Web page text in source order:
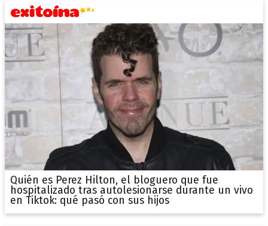
Quién es Perez Hilton, el bloguero que fue
hospitalizado tras autolesionarse durante un vivo
en Tiktok: qué pasó con sus hijos